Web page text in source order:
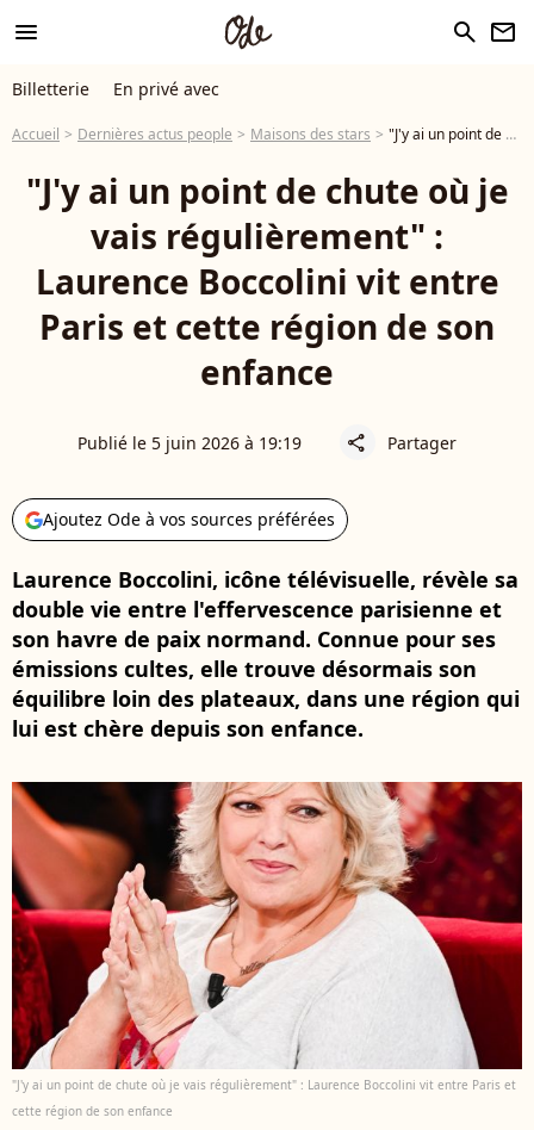
menu search newsletter
Billetterie En privé avec
Accueil Dernières actus people Maisons des stars "J'y ai un point de chute où je vais régulièrement" : Laurence Boccolini vit entre Paris et cette région de son enfance
"J'y ai un point de chute où je
vais régulièrement" :
Laurence Boccolini vit entre
Paris et cette région de son
enfance
Publié le 5 juin 2026 à 19:19 share Partager
Ajoutez Ode à vos sources préférées
Laurence Boccolini, icône télévisuelle, révèle sa
double vie entre l'effervescence parisienne et
son havre de paix normand. Connue pour ses
émissions cultes, elle trouve désormais son
équilibre loin des plateaux, dans une région qui
lui est chère depuis son enfance.
"J'y ai un point de chute où je vais régulièrement" : Laurence Boccolini vit entre Paris et
cette région de son enfance